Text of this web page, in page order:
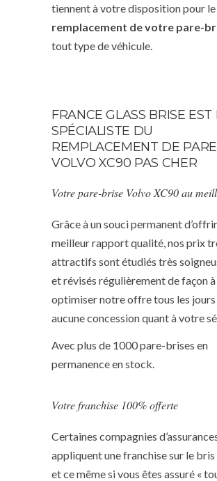
tiennent à votre disposition pour le
remplacement de votre pare-
tout type de véhicule.
FRANCE GLASS BRISE EST
SPÉCIALISTE DU
REMPLACEMENT DE
VOLVO XC90 PAS CHER
Votre pare-brise Volvo XC90 au
Grâce à un souci permanent
meilleur rapport qualité, nos prix
attractifs sont étudiés très
et révisés régulièrement de façon à
optimiser notre offre tous les jours
aucune concession quant à votre
Avec plus de 1000 pare-brises en
permanence en stock.
Votre franchise 100% offerte
Certaines compagnies
appliquent une franchise sur le
et ce même si vous êtes assuré «